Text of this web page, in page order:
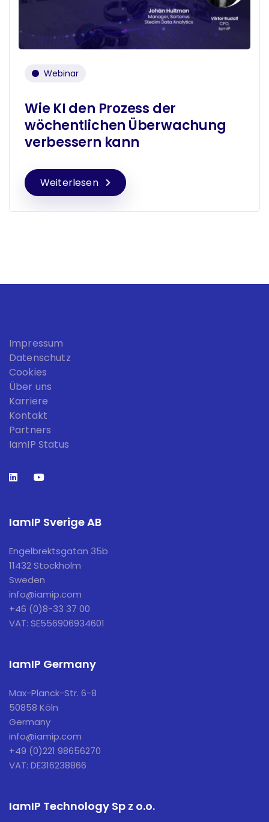
Webinar
Wie KI den Prozess der
wöchentlichen Überwachung
verbessern kann
Weiterlesen
Impressum
Datenschutz
Cookies
Über uns
Karriere
Kontakt
Partners
IamIP Status
IamIP Sverige AB
Engelbrektsgatan 35b
11432 Stockholm
Sweden
info@iamip.com
+46 (0)8-33 37 00
VAT: SE556906934601
IamIP Germany
Max-Planck-Str. 6-8
50858 Köln
Germany
info@iamip.com
+49 (0)221 98656270
VAT: DE316238866
IamIP Technology Sp z o.o.